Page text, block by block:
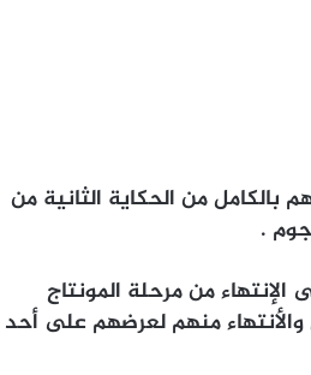
من الحكاية الثانية من
.
من مرحلة المونتاج
منهم لعرضهم على أحد